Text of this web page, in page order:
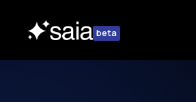
beta